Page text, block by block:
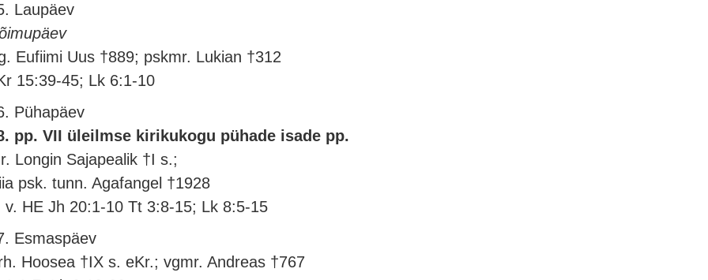
Laupäev
Eufiimi Uus †889; pskmr. Lukian †312
15:39-45; Lk 6:1-10
Pühapäev
pp. VII üleilmse kirikukogu pühade isade pp.
Longin Sajapealik †I s.;
psk. tunn. Agafangel †1928
v. HE Jh 20:1-10 Tt 3:8-15; Lk 8:5-15
Esmaspäev
Hoosea †IX s. eKr.; vgmr. Andreas †767